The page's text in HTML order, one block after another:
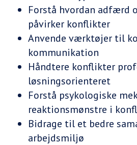
Forstå hvordan adfærd
påvirker konflikter
Anvende værktøjer til
kommunikation
Håndtere konflikter
løsningsorienteret
Forstå psykologiske
reaktionsmønstre i
Bidrage til et bedre
arbejdsmiljø